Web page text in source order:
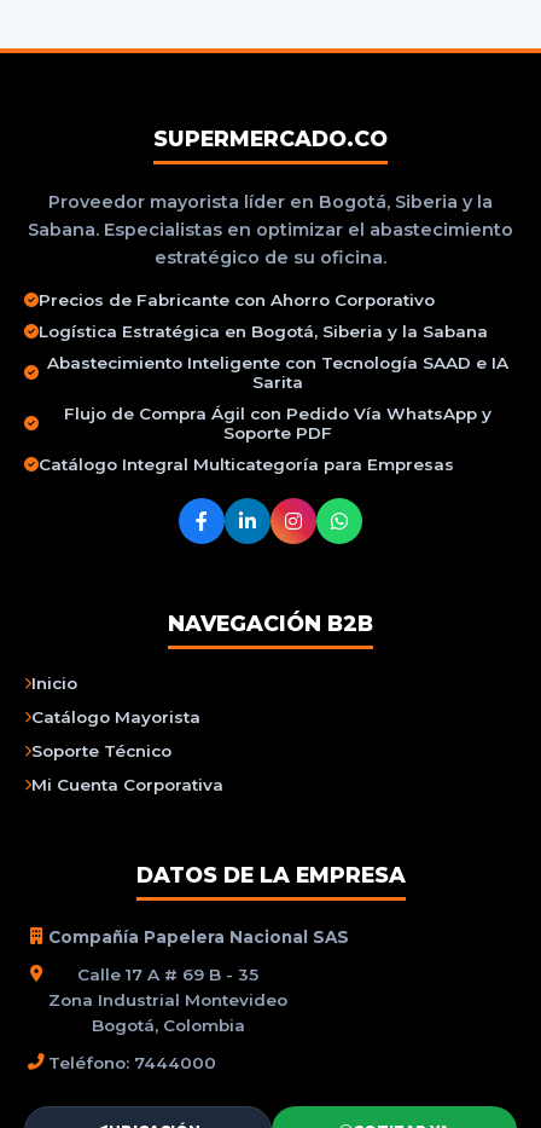
SUPERMERCADO.CO
Proveedor mayorista líder en Bogotá, Siberia y la
Sabana. Especialistas en optimizar el abastecimiento
estratégico de su oficina.
Precios de Fabricante con Ahorro Corporativo
Logística Estratégica en Bogotá, Siberia y la Sabana
Abastecimiento Inteligente con Tecnología SAAD e IA
Sarita
Flujo de Compra Ágil con Pedido Vía WhatsApp y
Soporte PDF
Catálogo Integral Multicategoría para Empresas
NAVEGACIÓN B2B
Inicio
Catálogo Mayorista
Soporte Técnico
Mi Cuenta Corporativa
DATOS DE LA EMPRESA
Compañía Papelera Nacional SAS
Calle 17 A # 69 B - 35
Zona Industrial Montevideo
Bogotá, Colombia
Teléfono: 7444000